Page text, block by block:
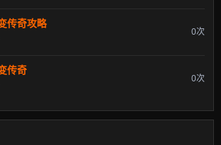
传奇攻略
0次
传奇
0次